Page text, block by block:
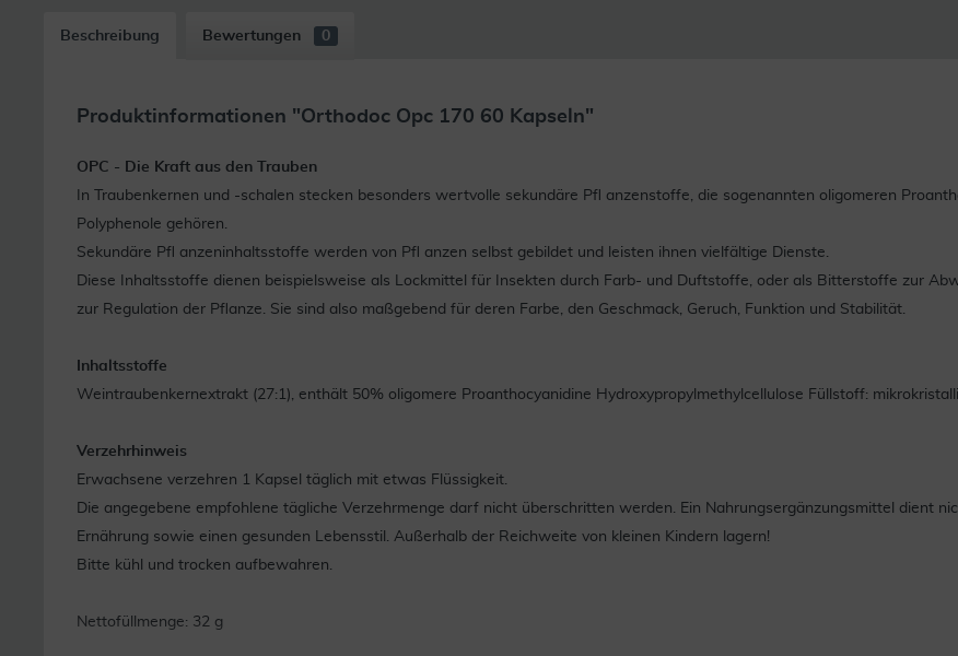
Beschreibung Bewertungen 0
Produktinformationen "Orthodoc Opc 170 60 Kapseln"
OPC - Die Kraft aus den Trauben
In Traubenkernen und -schalen stecken besonders wertvolle sekundäre Pfl anzenstoffe, die sogenannten oligomeren
Polyphenole gehören.
Sekundäre Pfl anzeninhaltsstoffe werden von Pfl anzen selbst gebildet und leisten ihnen vielfältige Dienste.
Diese Inhaltsstoffe dienen beispielsweise als Lockmittel für Insekten durch Farb- und Duftstoffe, oder als Bitterstoffe zur
zur Regulation der Pflanze. Sie sind also maßgebend für deren Farbe, den Geschmack, Geruch, Funktion und Stabilität.
Inhaltsstoffe
Weintraubenkernextrakt (27:1), enthält 50% oligomere Proanthocyanidine Hydroxypropylmethylcellulose Füllstoff:
Verzehrhinweis
Erwachsene verzehren 1 Kapsel täglich mit etwas Flüssigkeit.
Die angegebene empfohlene tägliche Verzehrmenge darf nicht überschritten werden. Ein Nahrungsergänzungsmittel dient
Ernährung sowie einen gesunden Lebensstil. Außerhalb der Reichweite von kleinen Kindern lagern!
Bitte kühl und trocken aufbewahren.
Nettofüllmenge: 32 g